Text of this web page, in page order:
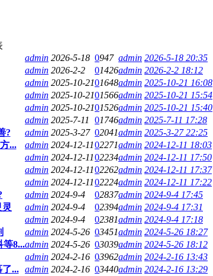
admin 2026-5-18 0947 admin 2026-5-18 20:35
admin 2026-2-2 01426admin 2026-2-2 18:12
admin 2025-10-2101648admin 2025-10-21 16:08
admin 2025-10-2101566admin 2025-10-21 15:54
admin 2025-10-2101526admin 2025-10-21 15:40
admin 2025-7-11 01746admin 2025-7-11 17:28
?
admin 2025-3-27 02041admin 2025-3-27 22:25
...
admin 2024-12-1102271admin 2024-12-11 18:03
admin 2024-12-1102234admin 2024-12-11 17:50
admin 2024-12-1102262admin 2024-12-11 17:37
admin 2024-12-1102224admin 2024-12-11 17:22
admin 2024-9-4 02837admin 2024-9-4 17:45
admin 2024-9-4 02394admin 2024-9-4 17:31
admin 2024-9-4 02381admin 2024-9-4 17:18
admin 2024-5-26 03451admin 2024-5-26 18:27
等8...admin 2024-5-26 03039admin 2024-5-26 18:12
admin 2024-2-16 03962admin 2024-2-16 13:43
...
admin 2024-2-16 03440admin 2024-2-16 13:29